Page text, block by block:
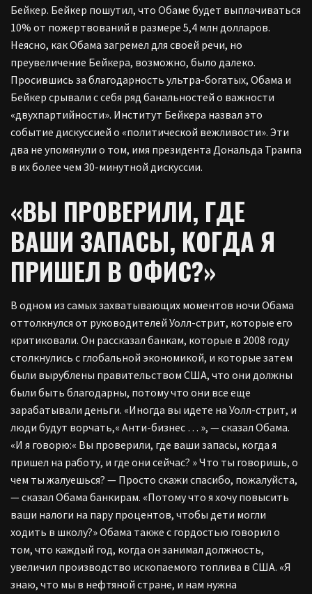
Бейкер. Бейкер пошутил, что Обаме будет выплачиваться
10% от пожертвований в размере 5,4 млн долларов.
Неясно, как Обама загремел для своей речи, но
преувеличение Бейкера, возможно, было далеко.
Просившись за благодарность ультра-богатых, Обама и
Бейкер срывали с себя ряд банальностей о важности
«двухпартийности». Институт Бейкера назвал это
событие дискуссией о «политической вежливости». Эти
два не упомянули о том, имя президента Дональда Трампа
в их более чем 30-минутной дискуссии.
«ВЫ ПРОВЕРИЛИ, ГДЕ
ВАШИ ЗАПАСЫ, КОГДА Я
ПРИШЕЛ В ОФИС?»
В одном из самых захватывающих моментов ночи Обама
оттолкнулся от руководителей Уолл-стрит, которые его
критиковали. Он рассказал банкам, которые в 2008 году
столкнулись с глобальной экономикой, и которые затем
были вырублены правительством США, что они должны
были быть благодарны, потому что они все еще
зарабатывали деньги. «Иногда вы идете на Уолл-стрит, и
люди будут ворчать,« Анти-бизнес … », — сказал Обама.
«И я говорю:« Вы проверили, где ваши запасы, когда я
пришел на работу, и где они сейчас? » Что ты говоришь, о
чем ты жалуешься? — Просто скажи спасибо, пожалуйста,
— сказал Обама банкирам. «Потому что я хочу повысить
ваши налоги на пару процентов, чтобы дети могли
ходить в школу?» Обама также с гордостью говорил о
том, что каждый год, когда он занимал должность,
увеличил производство ископаемого топлива в США. «Я
знаю, что мы в нефтяной стране, и нам нужна